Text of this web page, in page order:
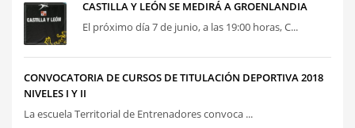
CASTILLA Y LEÓN SE MEDIRÁ A GROENLANDIA
El próximo día 7 de junio, a las 19:00 horas, C...
CONVOCATORIA DE CURSOS DE TITULACIÓN DEPORTIVA 2018
NIVELES I Y II
La escuela Territorial de Entrenadores convoca ...